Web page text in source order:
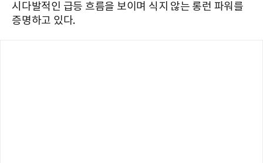
시다발적인 급등 흐름을 보이며 식지 않는 롱런 파워를
증명하고 있다.